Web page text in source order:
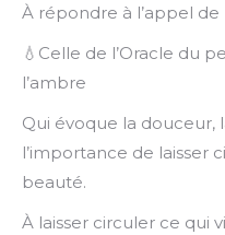
À répondre à l’appel
💧Celle de l’Oracle du
l’ambre
Qui évoque la douceur,
l’importance de laisser
beauté.
À laisser circuler ce qui